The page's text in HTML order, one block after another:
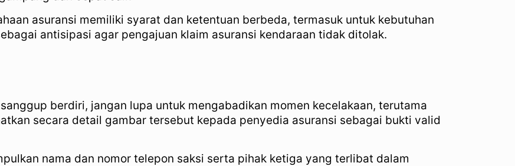
asuransi memiliki syarat dan ketentuan berbeda, termasuk untuk kebutuhan
antisipasi agar pengajuan klaim asuransi kendaraan tidak ditolak.
berdiri, jangan lupa untuk mengabadikan momen kecelakaan, terutama
secara detail gambar tersebut kepada penyedia asuransi sebagai bukti valid
nama dan nomor telepon saksi serta pihak ketiga yang terlibat dalam